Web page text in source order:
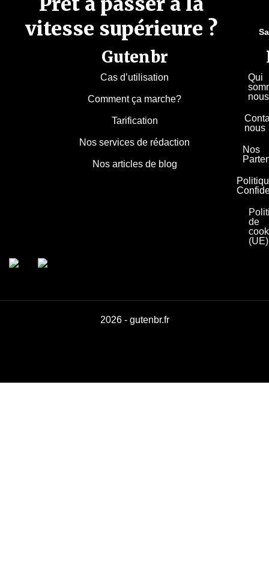
vitesse supérieure ?
Gutenbr
Cas d’utilisation
Comment ça marche?
Tarification
Nos services de rédaction
Nos articles de blog
Qui
nous
Nos
de
(UE)
2026 - gutenbr.fr